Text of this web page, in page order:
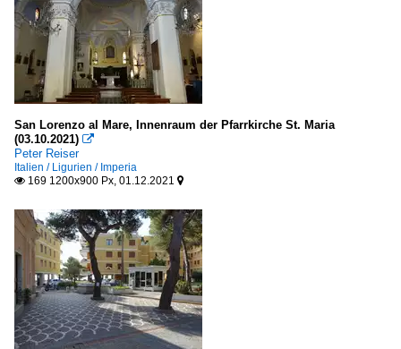
San Lorenzo al Mare, Innenraum der Pfarrkirche St. Maria
(03.10.2021) 
Peter Reiser
Italien / Ligurien / Imperia
 169 1200x900 Px, 01.12.2021 